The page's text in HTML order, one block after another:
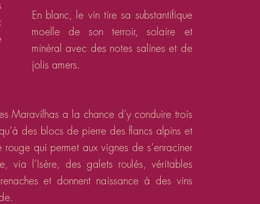
En blanc, le vin tire sa substantifique
moelle de son terroir, solaire et
minéral avec des notes salines et de
jolis amers.
Maravilhas a la chance d’y conduire trois
des blocs de pierre des flancs alpins et
qui permet aux vignes de s’enraciner
via l’Isère, des galets roulés, véritables
et donnent naissance à des vins